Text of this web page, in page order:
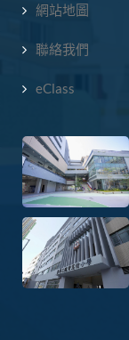
網站地圖
聯絡我們
eClass